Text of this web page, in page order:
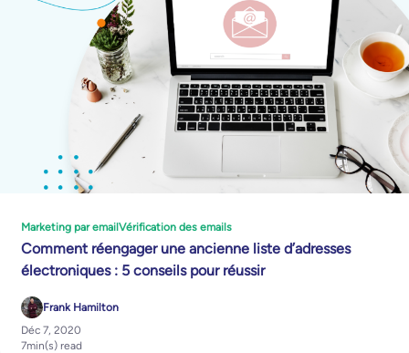
Marketing par emailVérification des emails
Comment réengager une ancienne liste d’adresses
électroniques : 5 conseils pour réussir
Frank Hamilton
Déc 7, 2020
7min(s) read